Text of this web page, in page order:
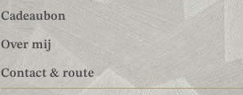
Cadeaubon
Over mij
Contact & route